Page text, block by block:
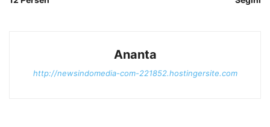
Ananta
http://newsindomedia-com-221852.hostingersite.com